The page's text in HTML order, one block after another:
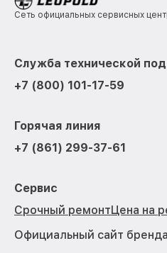
Сеть официальных сервисных
Служба технической
+7 (800) 101-17-59
Горячая линия
+7 (861) 299-37-61
Сервис
Срочный ремонтЦена на
Официальный сайт